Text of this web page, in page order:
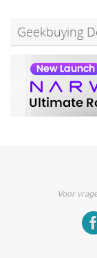
Geekbuying
Voor